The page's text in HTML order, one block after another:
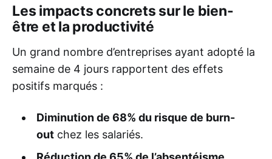
Les impacts concrets sur le bien-
être et la productivité
Un grand nombre d’entreprises ayant adopté la
semaine de 4 jours rapportent des effets
positifs marqués :
Diminution de 68% du risque de burn-
outchez les salariés.